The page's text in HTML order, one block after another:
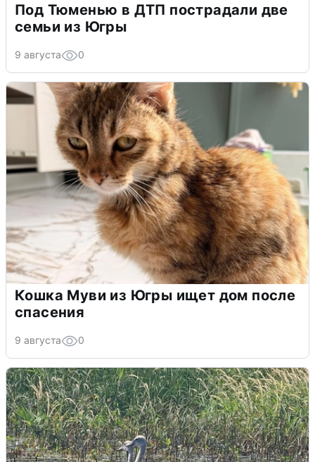
Под Тюменью в ДТП пострадали две
семьи из Югры
9 августа 0
Кошка Муви из Югры ищет дом после
спасения
9 августа 0